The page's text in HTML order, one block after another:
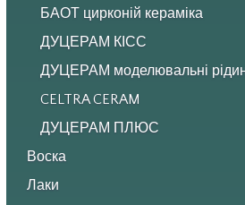
БАОТ цирконій кераміка
ДУЦЕРАМ КІСС
ДУЦЕРАМ моделювальні
CELTRA CERAM
ДУЦЕРАМ ПЛЮС
Воска
Лаки